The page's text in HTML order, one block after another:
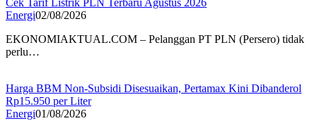
Energi02/08/2026
EKONOMIAKTUAL.COM – Pelanggan PT PLN (Persero) tidak
perlu…
Harga BBM Non-Subsidi Disesuaikan, Pertamax Kini Dibanderol
Rp15.950 per Liter
Energi01/08/2026